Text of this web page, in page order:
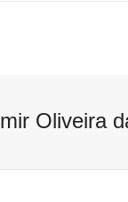
Oliveira